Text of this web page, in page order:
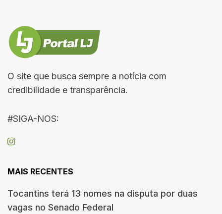
O site que busca sempre a notícia com
credibilidade e transparência.
#SIGA-NOS:
MAIS RECENTES
Tocantins terá 13 nomes na disputa por duas
vagas no Senado Federal